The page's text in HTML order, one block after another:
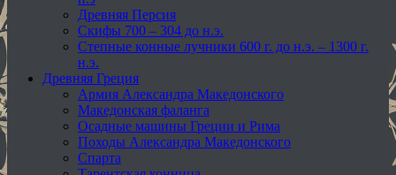
Древняя Персия
Скифы 700 – 304 до н.э.
Степные конные лучники 600 г. до н.э. – 1300 г.
н.э.
Древняя Греция
Армия Александра Македонского
Македонская фаланга
Осадные машины Греции и Рима
Походы Александра Македонского
Спарта